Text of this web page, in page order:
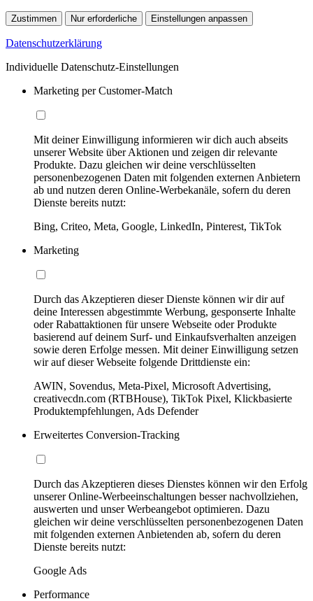
Zustimmen Nur erforderliche Einstellungen anpassen
Datenschutzerklärung
Individuelle Datenschutz-Einstellungen
Marketing per Customer-Match
Mit deiner Einwilligung informieren wir dich auch abseits
unserer Website über Aktionen und zeigen dir relevante
Produkte. Dazu gleichen wir deine verschlüsselten
personenbezogenen Daten mit folgenden externen Anbietern
ab und nutzen deren Online-Werbekanäle, sofern du deren
Dienste bereits nutzt:
Bing, Criteo, Meta, Google, LinkedIn, Pinterest, TikTok
Marketing
Durch das Akzeptieren dieser Dienste können wir dir auf
deine Interessen abgestimmte Werbung, gesponserte Inhalte
oder Rabattaktionen für unsere Webseite oder Produkte
basierend auf deinem Surf- und Einkaufsverhalten anzeigen
sowie deren Erfolge messen. Mit deiner Einwilligung setzen
wir auf dieser Webseite folgende Drittdienste ein:
AWIN, Sovendus, Meta-Pixel, Microsoft Advertising,
creativecdn.com (RTBHouse), TikTok Pixel, Klickbasierte
Produktempfehlungen, Ads Defender
Erweitertes Conversion-Tracking
Durch das Akzeptieren dieses Dienstes können wir den Erfolg
unserer Online-Werbeeinschaltungen besser nachvollziehen,
auswerten und unser Werbeangebot optimieren. Dazu
gleichen wir deine verschlüsselten personenbezogenen Daten
mit folgenden externen Anbietenden ab, sofern du deren
Dienste bereits nutzt:
Google Ads
Performance